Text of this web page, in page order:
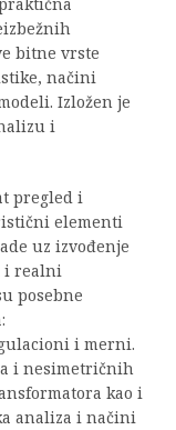
bitne vrste
načini
Izložen je
i
pregled i
elementi
uz izvođenje
i realni
posebne
i merni.
i nesimetričnih
kao i
analiza i načini